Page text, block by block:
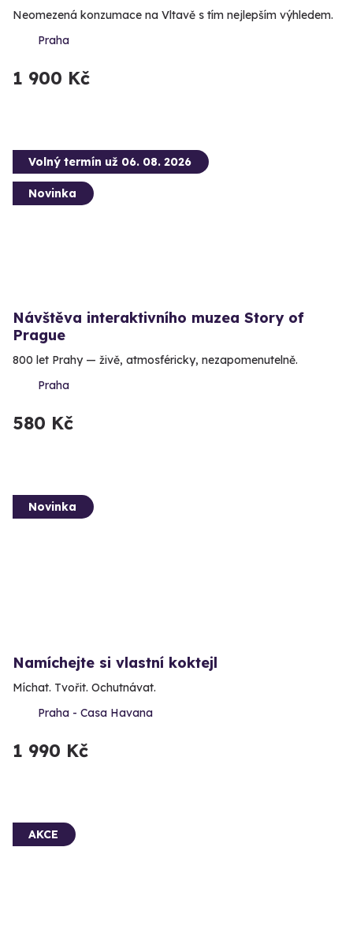
Neomezená konzumace na Vltavě s tím nejlepším výhledem.
Praha
1 900 Kč
Volný termín už 06. 08. 2026
Novinka
Návštěva interaktivního muzea Story of
Prague
800 let Prahy — živě, atmosféricky, nezapomenutelně.
Praha
580 Kč
Novinka
Namíchejte si vlastní koktejl
Míchat. Tvořit. Ochutnávat.
Praha - Casa Havana
1 990 Kč
AKCE